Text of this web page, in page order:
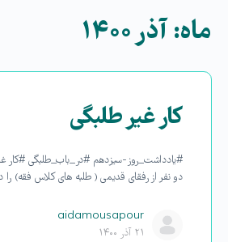
ماه:آذر ۱۴۰۰
کار غیر طلبگی
#یادداشت_روز-سیزدهم #در_باب_طلبگی #کار
دو نفر از رفقای قدیمی ( طلبه های کلاس فقه) را
aidamousapour
۲۱ آذر ۱۴۰۰